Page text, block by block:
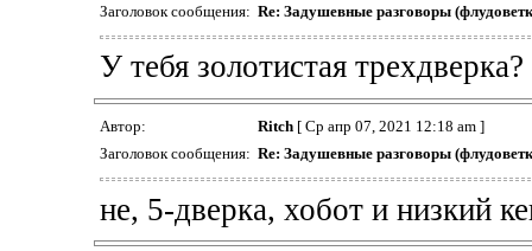
Заголовок сообщения: Re: Задушевные разговоры
У тебя золотистая трехдверка?
Автор: Ritch[ Ср апр 07, 2021 12:18 am ]
Заголовок сообщения: Re: Задушевные разговоры
не, 5-дверка, хобот и низкий